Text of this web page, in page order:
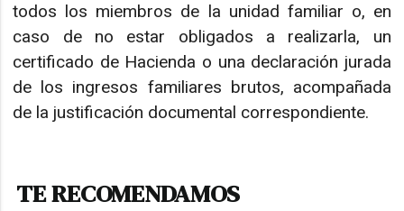
todos los miembros de la unidad familiar o, en
caso de no estar obligados a realizarla, un
certificado de Hacienda o una declaración jurada
de los ingresos familiares brutos, acompañada
de la justificación documental correspondiente.
TE RECOMENDAMOS